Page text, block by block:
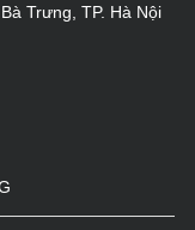
Trưng, TP. Hà Nội